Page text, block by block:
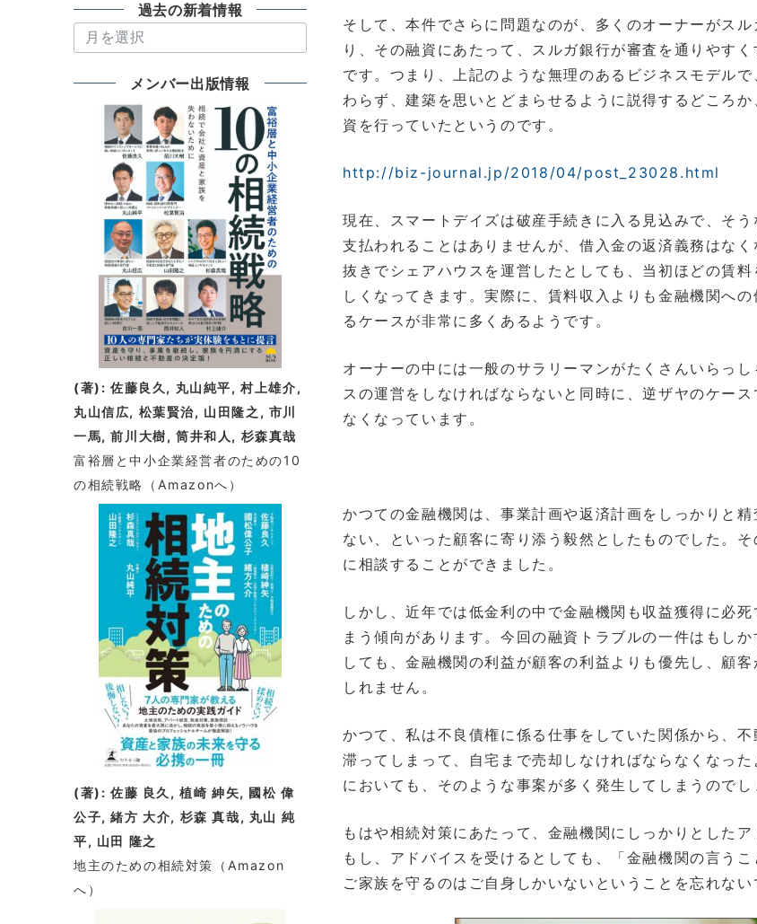
そして、本件でさらに問題なのが、多くのオーナーがス
り、その融資にあたって、スルガ銀行が審査を通りやす
です。つまり、上記のような無理のあるビジネスモデル
わらず、建築を思いとどまらせるように説得するどころ
資を行っていたというのです。
http://biz-journal.jp/2018/04/post_23028.html
現在、スマートデイズは破産手続きに入る見込みで、そ
支払われることはありませんが、借入金の返済義務はな
抜きでシェアハウスを運営したとしても、当初ほどの賃
しくなってきます。実際に、賃料収入よりも金融機関へ
るケースが非常に多くあるようです。
オーナーの中には一般のサラリーマンがたくさんいらっ
スの運営をしなければならないと同時に、逆ザヤのケー
なくなっています。
かつての金融機関は、事業計画や返済計画をしっかりと
ない、といった顧客に寄り添う毅然としたものでした。
に相談することができました。
しかし、近年では低金利の中で金融機関も収益獲得に必
まう傾向があります。今回の融資トラブルの一件はもし
しても、金融機関の利益が顧客の利益よりも優先し、顧
しれません。
かつて、私は不良債権に係る仕事をしていた関係から、
滞ってしまって、自宅まで売却しなければならなくなっ
においても、そのような事案が多く発生してしまうのでし
もはや相続対策にあたって、金融機関にしっかりとした
もし、アドバイスを受けるとしても、「金融機関の言う
ご家族を守るのはご自身しかいないということを忘れない
過去の新着情報
去
の
メンバー出版情報
(著): 佐藤良久, 丸山純平, 村上雄介,
丸山信広, 松葉賢治, 山田隆之, 市川
一馬, 前川大樹, 筒井和人, 杉森真哉
富裕層と中小企業経営者のための10
の相続戦略
（Amazonへ）
(著): 佐藤 良久, 植崎 紳矢, 國松 偉
公子, 緒方 大介, 杉森 真哉, 丸山 純
平, 山田 隆之
地主のための相続対策
（Amazon
へ）